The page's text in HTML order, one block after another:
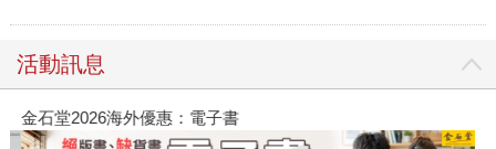
活動訊息
金石堂2026海外優惠：電子書